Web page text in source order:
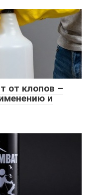
от клопов –
и